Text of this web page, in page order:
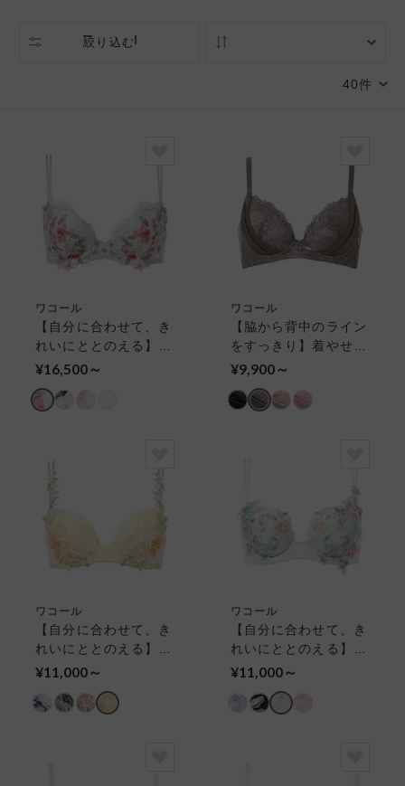
絞り込む
ワコール
【自分に合わせて、き
れいにととのえる】パ
ーソナルフィットプラ
（３／４カップ）
¥16,500～
ワコール
【脇から背中のライン
をすっきり】着やせす
っきりブラ ３／４カ
¥9,900～
ワコール
【自分に合わせて、き
れいにととのえる】パ
ーソナルフィットプラ
（３／４カップ）
¥11,000～
ワコール
【自分に合わせて、き
れいにととのえる】パ
ーソナルフィットプラ
ブラ
¥11,000～